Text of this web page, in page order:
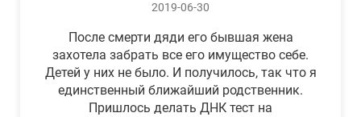
2019-06-30
После смерти дяди его бывшая жена
захотела забрать все его имущество себе.
Детей у них не было. И получилось, так что я
единственный ближайший родственник.
Пришлось делать ДНК тест на